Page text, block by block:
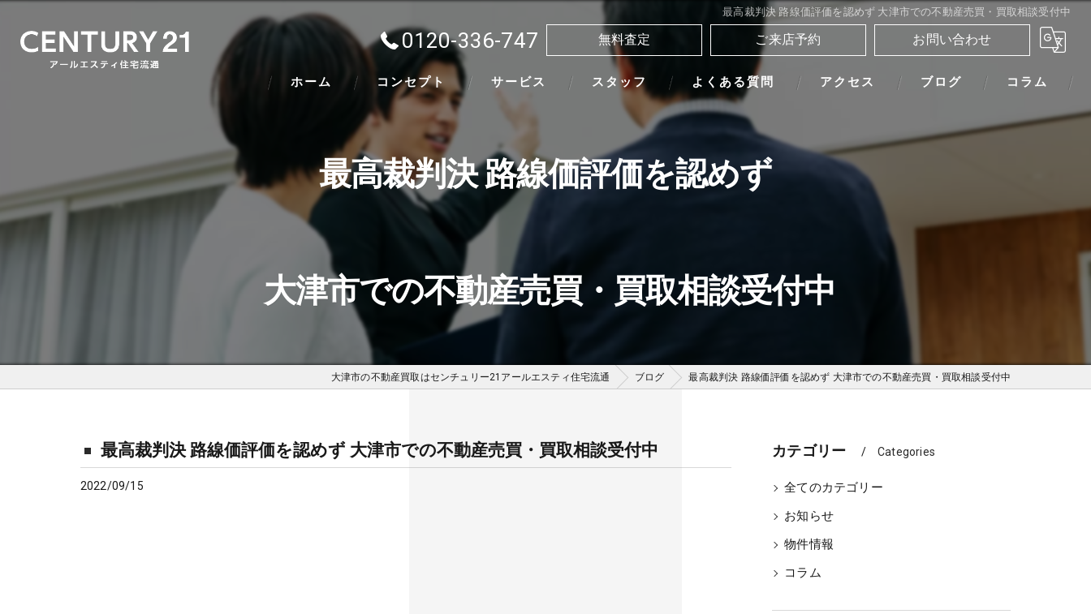
最高裁判決 路線価評価を認めず 大津市での不動産売買・買取相談受付中
0120-336-747 無料査定 ご来店予約 お問い合わせ
ホーム コンセプト サービス スタッフ よくある質問 アクセス ブログ コラム
最高裁判決 路線価評価を認めず
大津市での不動産売買・買取相談受付中
大津市の不動産買取はセンチュリー21アールエスティ住宅流通 ブログ 最高裁判決 路線価評価を認めず 大津市での不動産売買・買取相談受付中
最高裁判決 路線価評価を認めず 大津市での不動産売買・買取相談受付中
2022/09/15
カテゴリー Categories
全てのカテゴリー
お知らせ
物件情報
コラム